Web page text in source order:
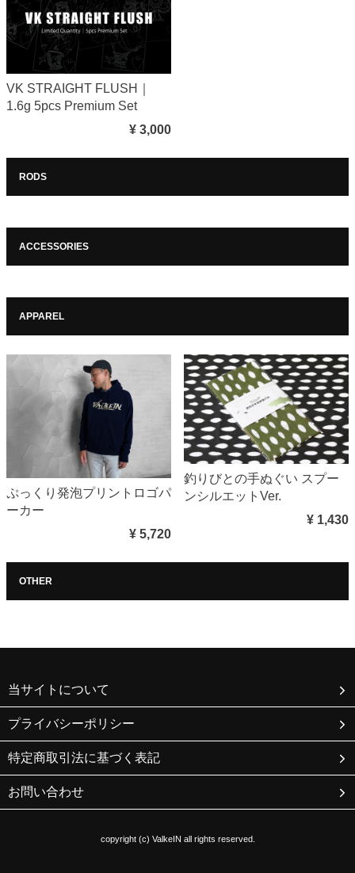
VK STRAIGHT FLUSH｜
1.6g 5pcs Premium Set
¥ 3,000
RODS
ACCESSORIES
APPAREL
ぷっくり発泡プリントロゴパ
ーカー
¥ 5,720
釣りびとの手ぬぐい スプー
ンシルエットVer.
¥ 1,430
OTHER
当サイトについて
プライバシーポリシー
特定商取引法に基づく表記
お問い合わせ
copyright (c) ValkeIN all rights reserved.